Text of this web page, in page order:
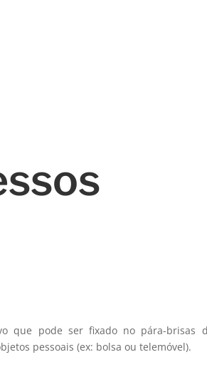
que pode ser fixado no pára-brisas
pessoais (ex: bolsa ou telemóvel).